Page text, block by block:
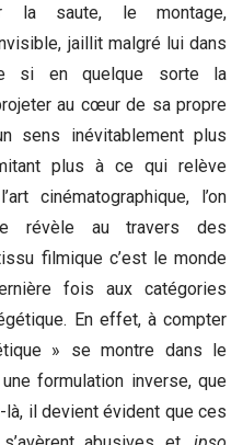
la saute, le montage,
jaillit malgré lui dans
si en quelque sorte la
au cœur de sa propre
sens inévitablement plus
plus à ce qui relève
cinématographique, l’on
révèle au travers des
filmique c’est le monde
fois aux catégories
En effet, à compter
» se montre dans le
formulation inverse, que
il devient évident que ces